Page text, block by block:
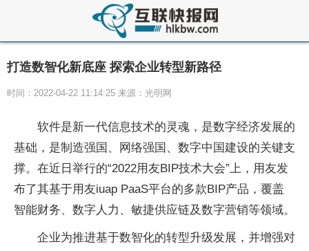
打造数智化新底座 探索企业转型新路径
时间：2022-04-22 11:14:25 来源：光明网
软件是新一代信息技术的灵魂，是数字经济发展的
基础，是制造强国、网络强国、数字中国建设的关键支
撑。在近日举行的“2022用友BIP技术大会”上，用友发
布了其基于用友iuap PaaS平台的多款BIP产品，覆盖
智能财务、数字人力、敏捷供应链及数字营销等领域。
企业为推进基于数智化的转型升级发展，并增强对